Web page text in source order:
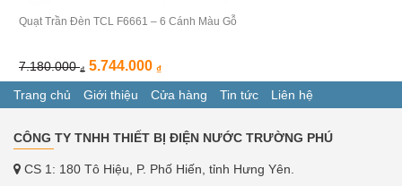
Quạt Trần Đèn TCL F6661 – 6 Cánh Màu Gỗ
7.180.000₫ 5.744.000 ₫
Trang chủ Giới thiệu Cửa hàng Tin tức Liên hệ
CÔNG TY TNHH THIẾT BỊ ĐIỆN NƯỚC TRƯỜNG PHÚ
CS 1: 180 Tô Hiệu, P. Phố Hiến, tỉnh Hưng Yên.